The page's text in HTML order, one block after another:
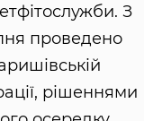
З
проведено
рішеннями